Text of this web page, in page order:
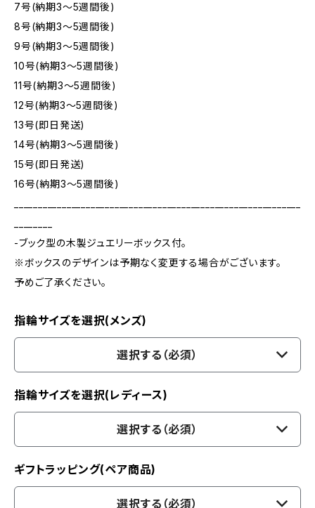
7号(納期3～5週間後)
8号(納期3～5週間後)
9号(納期3～5週間後)
10号(納期3～5週間後)
11号(納期3～5週間後)
12号(納期3～5週間後)
13号(即日発送)
14号(納期3～5週間後)
15号(即日発送)
16号(納期3～5週間後)
-ブック型の木製ジュエリーボックス付。
※ボックスのデザインは予期なく変更する場合がございます。
予めご了承ください。
指輪サイズを選択(メンズ)
選択する（必須）
指輪サイズを選択(レディース)
選択する（必須）
ギフトラッピング(ペア商品)
選択する（必須）